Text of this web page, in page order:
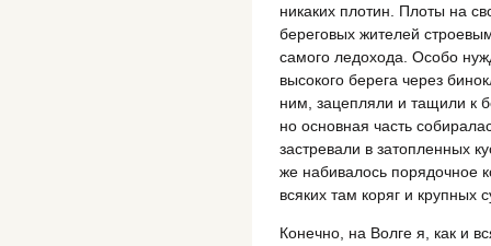
никаких плотин. Плоты на
береговых жителей
самого ледохода. Особо
высокого берега через
ним, зацепляли и тащили к
но основная часть
застревали в затопленных
же набивалось порядочное
всяких там коряг и крупных
Конечно, на Волге я, как и